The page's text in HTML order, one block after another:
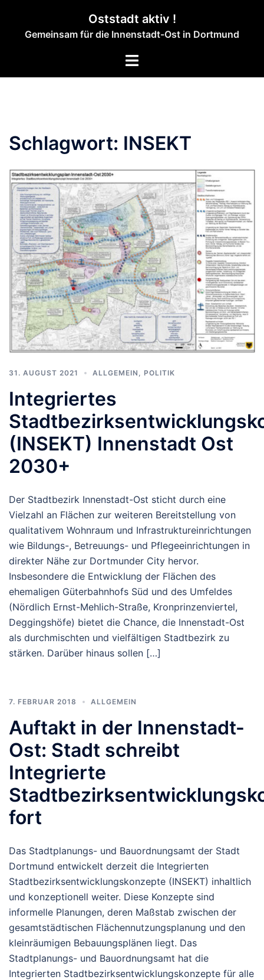
springen
Oststadt aktiv !
Gemeinsam für die Innenstadt-Ost in Dortmund
Menü
Schlagwort: INSEKT
31. AUGUST 2021 ALLGEMEIN POLITIK
Integriertes
(INSEKT) Innenstadt Ost
2030+
Der Stadtbezirk Innenstadt-Ost sticht durch eine
Vielzahl an Flächen zur weiteren Bereitstellung von
qualitativem Wohnraum und Infrastruktureinrichtungen
wie Bildungs-, Betreuungs- und Pflegeeinrichtungen in
direkter Nähe zur Dortmunder City hervor.
Insbesondere die Entwicklung der Flächen des
ehemaligen Güterbahnhofs Süd und des Umfeldes
(Nördlich Ernst-Mehlich-Straße, Kronprinzenviertel,
Deggingshöfe) bietet die Chance, die Innenstadt-Ost
als durchmischten und vielfältigen Stadtbezirk zu
stärken. Darüber hinaus sollen […]
7. FEBRUAR 2018 ALLGEMEIN
Auftakt in der Innenstadt-
Ost: Stadt schreibt
Integrierte
fort
Das Stadtplanungs- und Bauordnungsamt der Stadt
Dortmund entwickelt derzeit die Integrierten
Stadtbezirksentwicklungskonzepte (INSEKT) inhaltlich
und konzeptionell weiter. Diese Konzepte sind
informelle Planungen, deren Maßstab zwischen der
gesamtstädtischen Flächennutzungsplanung und den
kleinräumigen Bebauungsplänen liegt. Das
Stadtplanungs- und Bauordnungsamt hat die
Integrierten Stadtbezirksentwicklungskonzepte für alle